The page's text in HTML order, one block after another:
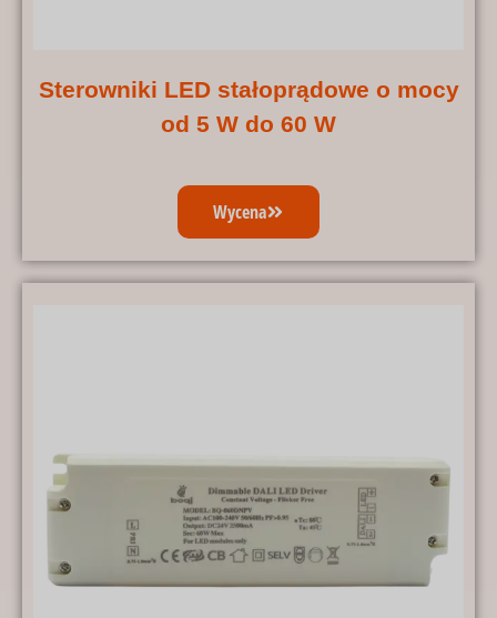
Sterowniki LED stałoprądowe o mocy
od 5 W do 60 W
Wycena